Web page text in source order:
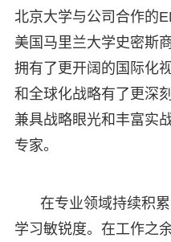
北京大学与公司合作的
美国马里兰大学史密斯
拥有了更开阔的国际化
和全球化战略有了更深
兼具战略眼光和丰富实
专家。
在专业领域持续积
学习敏锐度。在工作之